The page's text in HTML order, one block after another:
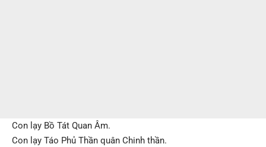
Con lạy Bồ Tát Quan Âm.
Con lạy Táo Phủ Thần quân Chinh thần.